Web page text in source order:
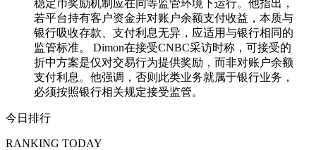
稳定币奖励机制应在同等监管环境下运行。他指出，
若平台持有客户资金并对账户余额支付收益，本质与
银行吸收存款、支付利息无异，应适用与银行相同的
监管标准。 Dimon在接受CNBC采访时称，可接受的
折中方案是仅对交易行为提供奖励，而非对账户余额
支付利息。他强调，否则此类业务就属于银行业务，
必须按照银行相关规定接受监管。
今日排行
RANKING TODAY